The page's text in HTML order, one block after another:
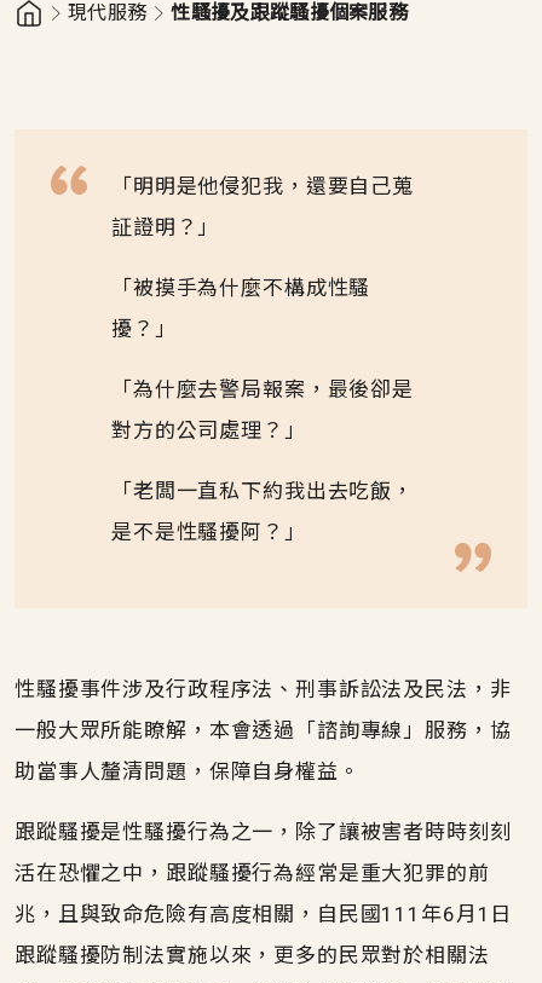
現代服務 性騷擾及跟蹤騷擾個案服務
「明明是他侵犯我，還要自己蒐
証證明？」
「被摸手為什麼不構成性騷
擾？」
「為什麼去警局報案，最後卻是
對方的公司處理？」
「老闆一直私下約我出去吃飯，
是不是性騷擾阿？」
性騷擾事件涉及行政程序法、刑事訴訟法及民法，非
一般大眾所能瞭解，本會透過「諮詢專線」服務，協
助當事人釐清問題，保障自身權益。
跟蹤騷擾是性騷擾行為之一，除了讓被害者時時刻刻
活在恐懼之中，跟蹤騷擾行為經常是重大犯罪的前
兆，且與致命危險有高度相關，自民國111年6月1日
跟蹤騷擾防制法實施以來，更多的民眾對於相關法